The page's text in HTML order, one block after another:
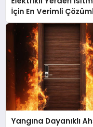
İçin En Verimli
Yangına Dayanıklı